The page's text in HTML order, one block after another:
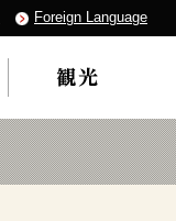
Foreign Language